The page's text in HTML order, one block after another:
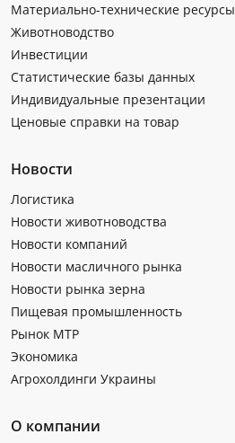
Материально-технические ресурсы
Животноводство
Инвестиции
Статистические базы данных
Индивидуальные презентации
Ценовые справки на товар
Новости
Логистика
Новости животноводства
Новости компаний
Новости масличного рынка
Новости рынка зерна
Пищевая промышленность
Рынок МТР
Экономика
Агрохолдинги Украины
О компании